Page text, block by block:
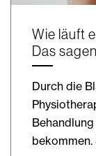
Wie läuft
Das
Durch die